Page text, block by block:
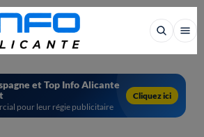
et Top Info Alicante
pour leur régie publicitaire
Cliquez ici